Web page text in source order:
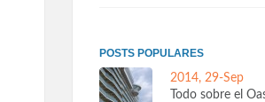
POSTS POPULARES
2014, 29-Sep
Todo sobre el